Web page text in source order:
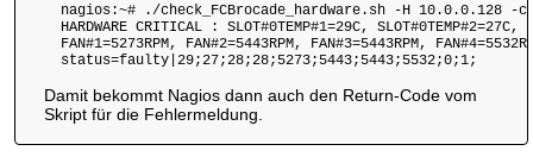
nagios:~# ./check_FCBrocade_hardware.sh -H 10.0.0.128 -c
HARDWARE CRITICAL : SLOT#0TEMP#1=29C,
FAN#1=5273RPM, FAN#2=5443RPM, FAN#3=5443RPM,
  status=faulty|29;27;28;28;5273;5443;5443;5532;0;1;
Damit bekommt Nagios dann auch den Return-Code vom
Skript für die Fehlermeldung.